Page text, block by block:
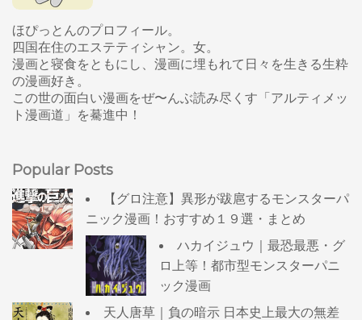
ほぴっとんのプロフィール。
四国在住のエステティシャン。女。
漫画と寝食をともにし、漫画に埋もれて日々を生きる生粋
の漫画好き。
この世の面白い漫画をぜ〜んぶ読み尽くす「アルティメッ
ト漫画道」を驀進中！
Popular Posts
【グロ注意】異形が跋扈するモンスターパ
ニック漫画！おすすめ１９選・まとめ
ハカイジュウ｜最恐最悪・グ
ロ上等！都市型モンスターパニ
ック漫画
天人唐草｜負の暗示 日本史上最大の無差